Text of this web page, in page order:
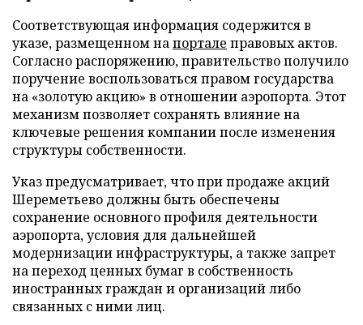
Соответствующая информация содержится в
указе, размещенном напортале правовых актов.
Согласно распоряжению, правительство получило
поручение воспользоваться правом государства
на «золотую акцию» в отношении аэропорта. Этот
механизм позволяет сохранять влияние на
ключевые решения компании после изменения
структуры собственности.
Указ предусматривает, что при продаже акций
Шереметьево должны быть обеспечены
сохранение основного профиля деятельности
аэропорта, условия для дальнейшей
модернизации инфраструктуры, а также запрет
на переход ценных бумаг в собственность
иностранных граждан и организаций либо
связанных с ними лиц.